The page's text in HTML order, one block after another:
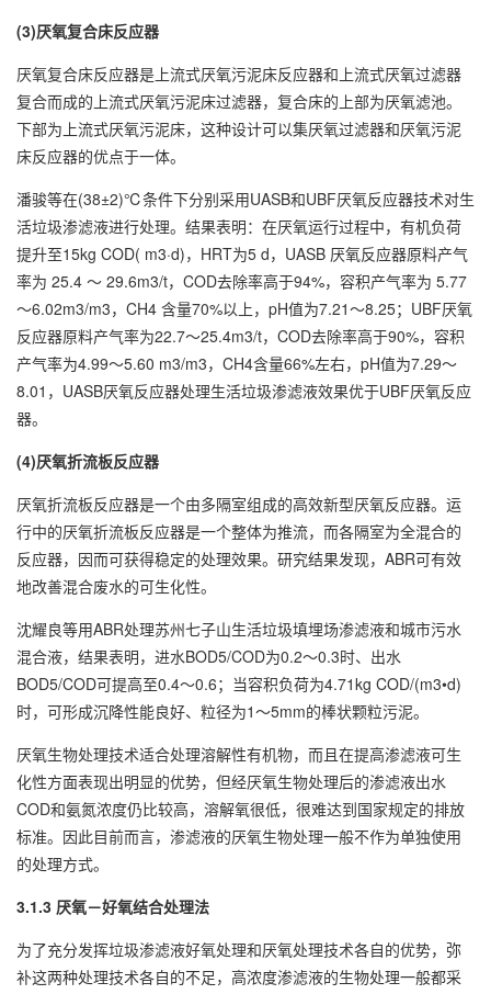
(3)厌氧复合床反应器
厌氧复合床反应器是上流式厌氧污泥床反应器和上流式厌氧过滤器
复合而成的上流式厌氧污泥床过滤器，复合床的上部为厌氧滤池。
下部为上流式厌氧污泥床，这种设计可以集厌氧过滤器和厌氧污泥
床反应器的优点于一体。
潘骏等在(38±2)℃条件下分别采用UASB和UBF厌氧反应器技术对生
活垃圾渗滤液进行处理。结果表明：在厌氧运行过程中，有机负荷
提升至15kg COD( m3·d)，HRT为5 d，UASB 厌氧反应器原料产气
率为 25.4 ～ 29.6m3/t，COD去除率高于94%，容积产气率为 5.77
～6.02m3/m3，CH4 含量70%以上，pH值为7.21～8.25；UBF厌氧
反应器原料产气率为22.7～25.4m3/t，COD去除率高于90%，容积
产气率为4.99～5.60 m3/m3，CH4含量66%左右，pH值为7.29～
8.01，UASB厌氧反应器处理生活垃圾渗滤液效果优于UBF厌氧反应
器。
(4)厌氧折流板反应器
厌氧折流板反应器是一个由多隔室组成的高效新型厌氧反应器。运
行中的厌氧折流板反应器是一个整体为推流，而各隔室为全混合的
反应器，因而可获得稳定的处理效果。研究结果发现，ABR可有效
地改善混合废水的可生化性。
沈耀良等用ABR处理苏州七子山生活垃圾填埋场渗滤液和城市污水
混合液，结果表明，进水BOD5/COD为0.2～0.3时、出水
BOD5/COD可提高至0.4～0.6；当容积负荷为4.71kg COD/(m3•d)
时，可形成沉降性能良好、粒径为1～5mm的棒状颗粒污泥。
厌氧生物处理技术适合处理溶解性有机物，而且在提高渗滤液可生
化性方面表现出明显的优势，但经厌氧生物处理后的渗滤液出水
COD和氨氮浓度仍比较高，溶解氧很低，很难达到国家规定的排放
标准。因此目前而言，渗滤液的厌氧生物处理一般不作为单独使用
的处理方式。
3.1.3 厌氧－好氧结合处理法
为了充分发挥垃圾渗滤液好氧处理和厌氧处理技术各自的优势，弥
补这两种处理技术各自的不足，高浓度渗滤液的生物处理一般都采